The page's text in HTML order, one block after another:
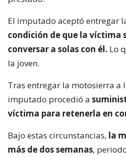
El imputado aceptó entregar
condición de que la víctima
conversar a solas con él. Lo
la joven.
Tras entregar la motosierra a
imputado procedió a
víctima para retenerla en
Bajo estas circunstancias, la
más de dos semanas,